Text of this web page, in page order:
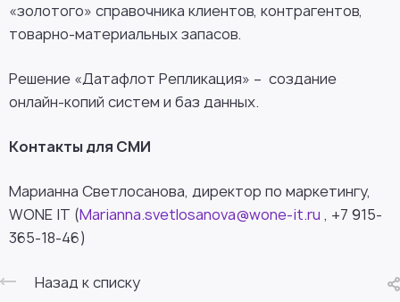
«золотого» справочника клиентов, контрагентов,
товарно-материальных запасов.
Решение «Датафлот Репликация» – создание
онлайн-копий систем и баз данных.
Контакты для СМИ
Марианна Светлосанова, директор по маркетингу,
WONE IT (Marianna.svetlosanova@wone-it.ru , +7 915-
365-18-46)
Назад к списку